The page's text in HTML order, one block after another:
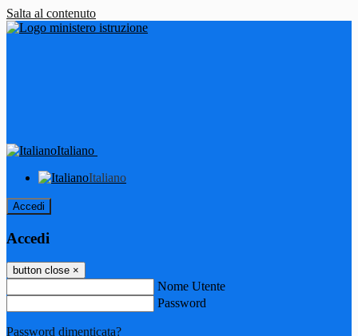
Salta al contenuto
Italiano
Italiano
Accedi
Accedi
button close ×
Nome Utente
Password
Password dimenticata?